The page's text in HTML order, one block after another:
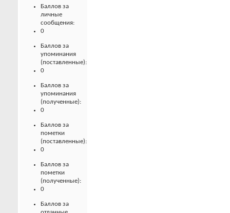
Баллов за
личные
сообщения:
0
Баллов за
упоминания
(поставленные):
0
Баллов за
упоминания
(полученные):
0
Баллов за
пометки
(поставленные):
0
Баллов за
пометки
(полученные):
0
Баллов за